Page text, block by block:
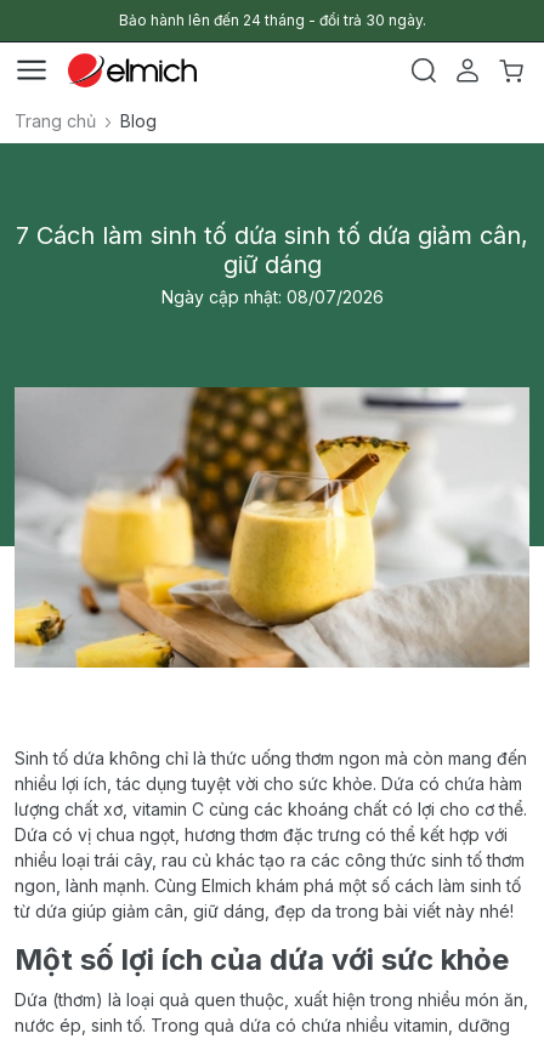
Bảo hành lên đến 24 tháng - đổi trả 30 ngày.
Trang chủ Blog
7 Cách làm sinh tố dứa sinh tố dứa giảm cân,
giữ dáng
Ngày cập nhật: 08/07/2026
Sinh tố dứa không chỉ là thức uống thơm ngon mà còn mang đến
nhiều lợi ích, tác dụng tuyệt vời cho sức khỏe. Dứa có chứa hàm
lượng chất xơ, vitamin C cùng các khoáng chất có lợi cho cơ thể.
Dứa có vị chua ngọt, hương thơm đặc trưng có thể kết hợp với
nhiều loại trái cây, rau củ khác tạo ra các công thức sinh tố thơm
ngon, lành mạnh. Cùng Elmich khám phá một số cách làm sinh tố
từ dứa giúp giảm cân, giữ dáng, đẹp da trong bài viết này nhé!
Một số lợi ích của dứa với sức khỏe
Dứa (thơm) là loại quả quen thuộc, xuất hiện trong nhiều món ăn,
nước ép, sinh tố. Trong quả dứa có chứa nhiều vitamin, dưỡng